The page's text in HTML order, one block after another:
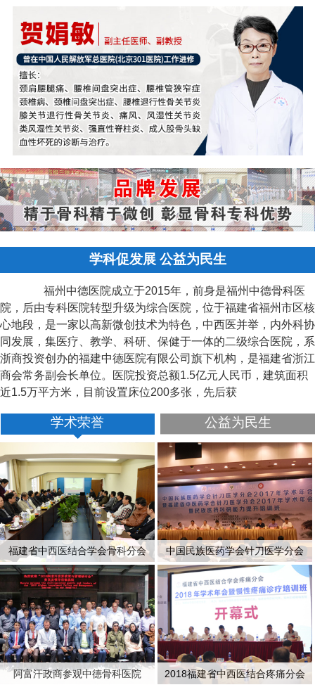
学科促发展 公益为民生
福州中德医院成立于2015年，前身是福州中德骨科医
院，后由专科医院转型升级为综合医院，位于福建省福州市区核
心地段，是一家以高新微创技术为特色，中西医并举，内外科协
同发展，集医疗、教学、科研、保健于一体的二级综合医院，系
浙商投资创办的福建中德医院有限公司旗下机构，是福建省浙江
商会常务副会长单位。医院投资总额1.5亿元人民币，建筑面积
近1.5万平方米，目前设置床位200多张，先后获
学术荣誉 公益为民生
福建省中西医结合学会骨科分会 中国民族医药学会针刀医学分会
阿富汗政商参观中德骨科医院 2018福建省中西医结合疼痛分会